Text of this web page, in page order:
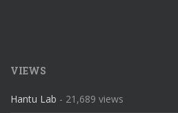
VIEWS
Hantu Lab - 21,689 views